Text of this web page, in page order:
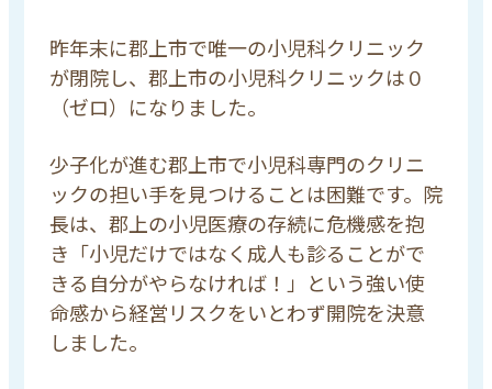
昨年末に郡上市で唯一の小児科クリニック
が閉院し、郡上市の小児科クリニックは０
（ゼロ）になりました。
少子化が進む郡上市で小児科専門のクリニ
ックの担い手を見つけることは困難です。院
長は、郡上の小児医療の存続に危機感を抱
き「小児だけではなく成人も診ることがで
きる自分がやらなければ！」という強い使
命感から経営リスクをいとわず開院を決意
しました。